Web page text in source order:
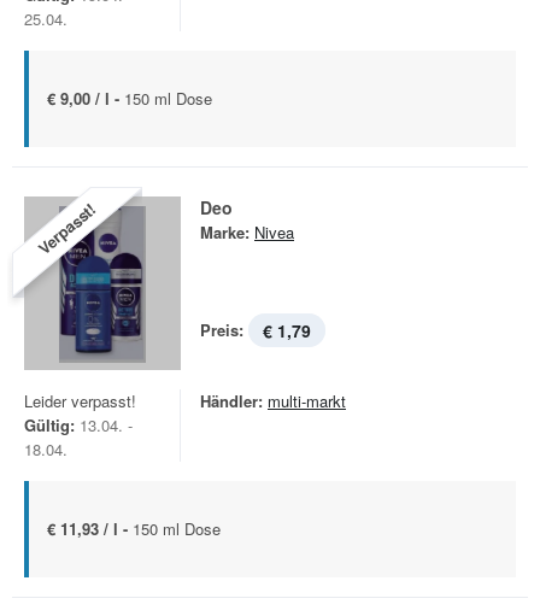
25.04.
€ 9,00 / l - 150 ml Dose
Verpasst! Deo
Marke: Nivea
Preis: € 1,79
Leider verpasst!
Gültig: 13.04. -
18.04.
Händler: multi-markt
€ 11,93 / l - 150 ml Dose